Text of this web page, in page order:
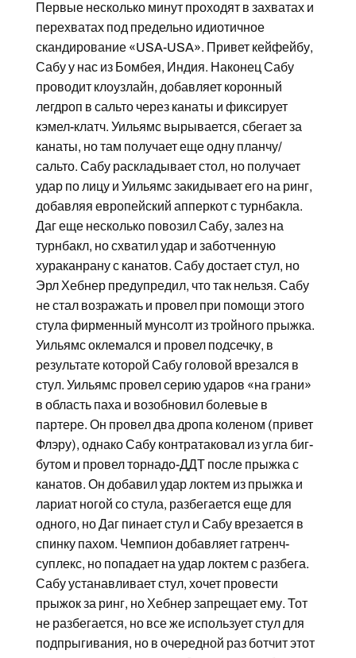
Первые несколько минут проходят в захватах и
перехватах под предельно идиотичное
скандирование «USA-USA». Привет кейфейбу,
Сабу у нас из Бомбея, Индия. Наконец Сабу
проводит клоузлайн, добавляет коронный
легдроп в сальто через канаты и фиксирует
кэмел-клатч. Уильямс вырывается, сбегает за
канаты, но там получает еще одну планчу/
сальто. Сабу раскладывает стол, но получает
удар по лицу и Уильямс закидывает его на ринг,
добавляя европейский апперкот с турнбакла.
Даг еще несколько повозил Сабу, залез на
турнбакл, но схватил удар и заботченную
хураканрану с канатов. Сабу достает стул, но
Эрл Хебнер предупредил, что так нельзя. Сабу
не стал возражать и провел при помощи этого
стула фирменный мунсолт из тройного прыжка.
Уильямс оклемался и провел подсечку, в
результате которой Сабу головой врезался в
стул. Уильямс провел серию ударов «на грани»
в область паха и возобновил болевые в
партере. Он провел два дропа коленом (привет
Флэру), однако Сабу контратаковал из угла биг-
бутом и провел торнадо-ДДТ после прыжка с
канатов. Он добавил удар локтем из прыжка и
лариат ногой со стула, разбегается еще для
одного, но Даг пинает стул и Сабу врезается в
спинку пахом. Чемпион добавляет гатренч-
суплекс, но попадает на удар локтем с разбега.
Сабу устанавливает стул, хочет провести
прыжок за ринг, но Хебнер запрещает ему. Тот
не разбегается, но все же использует стул для
подпрыгивания, но в очередной раз ботчит этот